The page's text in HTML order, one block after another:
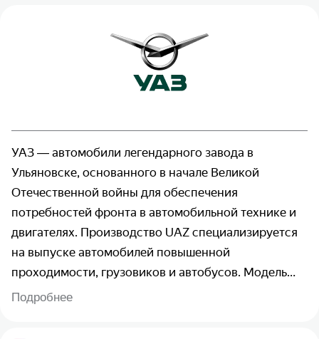
УАЗ ― автомобили легендарного завода в
Ульяновске, основанного в начале Великой
Отечественной войны для обеспечения
потребностей фронта в автомобильной технике и
двигателях. Производство UAZ специализируется
на выпуске автомобилей повышенной
проходимости, грузовиков и автобусов. Модель
УАЗ-469 и ее современная модификация «Хантер»
Подробнее